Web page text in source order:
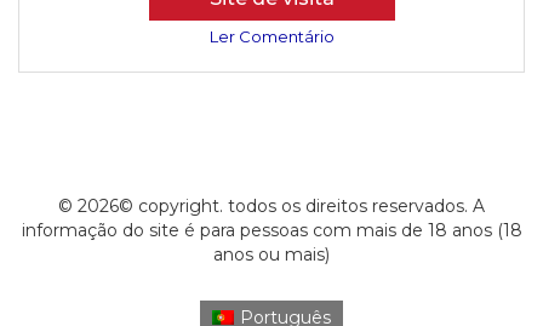
Ler Comentário
© 2026© copyright. todos os direitos reservados. A
informação do site é para pessoas com mais de 18 anos (18
anos ou mais)
Português